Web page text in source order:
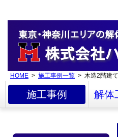
HOME > 施工事例一覧 > 木造2階建
施工事例 解体